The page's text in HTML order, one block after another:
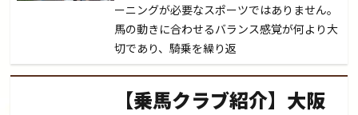
ーニングが必要なスポーツではありません。
馬の動きに合わせるバランス感覚が何より大
切であり、騎乗を繰り返
【乗馬クラブ紹介】大阪